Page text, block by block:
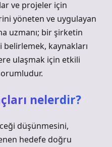
ve projeler için
yöneten ve uygulayan
uzmanı; bir şirketin
kaynakları
ulaşmak için etkili
nelerdir?
düşünmesini,
hedefe doğru